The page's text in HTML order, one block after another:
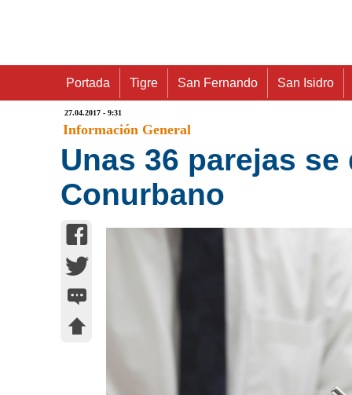
Portada Tigre San Fernando San Isidro
27.04.2017 - 9:31
Información General
Unas 36 parejas
Conurbano